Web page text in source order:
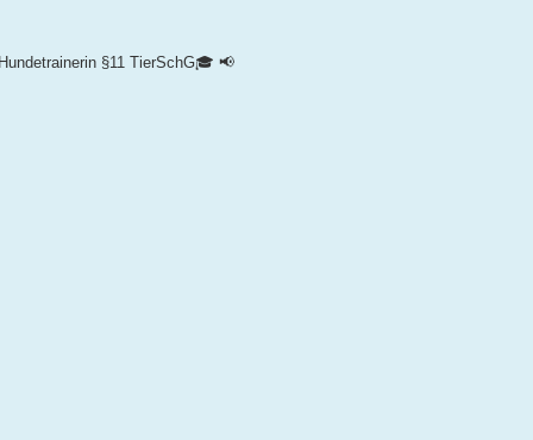
§11 TierSchG🎓 📢